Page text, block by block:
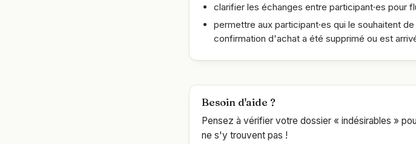
clarifier les échanges entre participant·es pour
permettre aux participant·es qui le souhaitent
confirmation d'achat a été supprimé ou est
Besoin d'aide ?
Pensez à vérifier votre dossier « indésirables »
ne s'y trouvent pas !